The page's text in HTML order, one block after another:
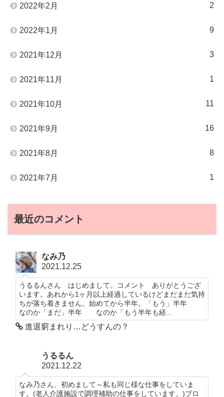
2022年2月 2
2022年1月 9
2021年12月 3
2021年11月 1
2021年10月 11
2021年9月 16
2021年8月 8
2021年7月 1
最近のコメント
なみ乃
2021.12.25
うるるんさん はじめまして。コメント ありがとうござ
います。あれから1ヶ月以上経過しているけどまだまだ気持
ちが落ち着きません。始めてから半年。「もう」半年
なのか「まだ」半年 なのか「もう半年も経...
進退窮まれり…どうすんの？
うるるん
2021.12.22
なみ乃さん、初めまして～私も同じ様な仕事をしていま
す。(老人介護施設で調理補助の仕事をしています。)ブロ